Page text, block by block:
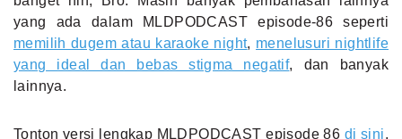
yang ada dalam MLDPODCAST episode-86 seperti
memilih dugem atau karaoke night, menelusuri nightlife
yang ideal dan bebas stigma negatif, dan banyak
lainnya.
Tonton versi lengkap MLDPODCAST episode 86 di sini,